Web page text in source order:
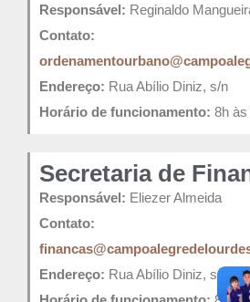
Responsável: Reginaldo
Contato:
Endereço: Rua Abílio Diniz, s/n
Horário de funcionamento: 8h às
Secretaria de
Responsável: Eliezer Almeida
Contato:
Endereço: Rua Abílio Diniz, s/n